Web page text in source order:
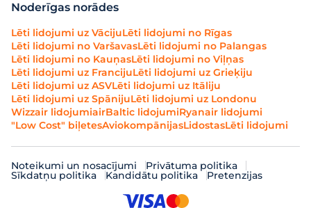
Noderīgas norādes
Lēti lidojumi uz VācijuLēti lidojumi no Rīgas
Lēti lidojumi no VaršavasLēti lidojumi no Palangas
Lēti lidojumi no KauņasLēti lidojumi no Viļņas
Lēti lidojumi uz FrancijuLēti lidojumi uz Grieķiju
Lēti lidojumi uz ASVLēti lidojumi uz Itāliju
Lēti lidojumi uz SpānijuLēti lidojumi uz Londonu
Wizzair lidojumiairBaltic lidojumiRyanair lidojumi
"Low Cost" biļetesAviokompānijasLidostasLēti lidojumi
Noteikumi un nosacījumi Privātuma politika
Sīkdatņu politika Kandidātu politika Pretenzijas